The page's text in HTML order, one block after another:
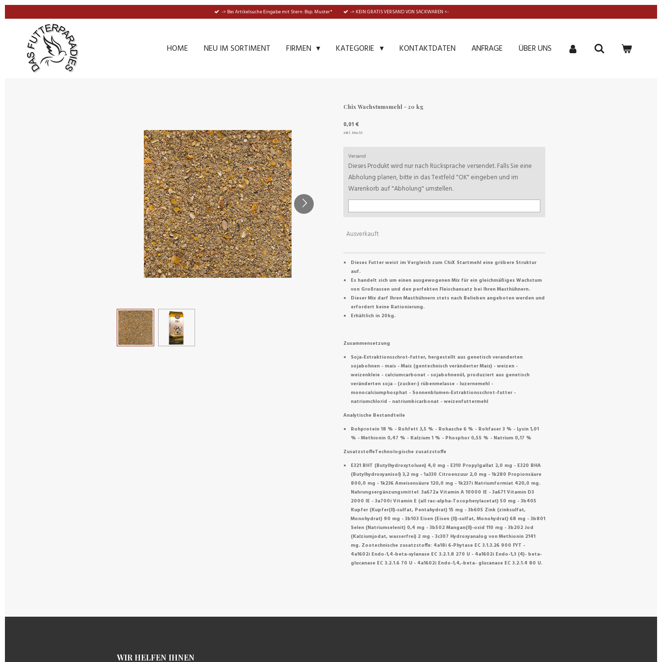
-> Bei Artikelsuche Eingabe mit Stern: Bsp. Muster* -> KEIN GRATIS VERSAND VON SACKWAREN <-
HOME NEU IM SORTIMENT FIRMEN KATEGORIE KONTAKTDATEN ANFRAGE ÜBER UNS
Chix Wachstumsmehl - 20 kg
0,01 €
inkl. MwSt
Versand
Dieses Produkt wird nur nach Rücksprache versendet. Falls Sie eine
Abholung planen, bitte in das Textfeld "OK" eingeben und im
Warenkorb auf "Abholung" umstellen.
Ausverkauft
Dieses Futter weist im Vergleich zum ChiX Startmehl eine gröbere Struktur
auf.
Es handelt sich um einen ausgewogenen Mix für ein gleichmäßiges Wachstum
von Großrassen und den perfekten Fleischansatz bei Ihren Masthühnern.
Dieser Mix darf Ihren Masthühnern stets nach Belieben angeboten werden und
erfordert keine Rationierung.
Erhältlich in 20kg.
Zusammensetzung
Soja-Extraktionsschrot-futter, hergestellt aus genetisch veranderten
sojabohnen - mais - Mais (gentechnisch veränderter Mais) - weizen -
weizenkleie - calciumcarbonat - sojabohnenöl, produziert aus genetisch
veränderten soja - (zucker-) rübenmelasse - luzernemehl -
monocalciumphosphat - Sonnenblumen-Extraktionsschrot-futter -
natriumchlorid - natriumbicarbonat - weizenfuttermehl
Analytische Bestandteile
Rohprotein 18 % - Rohfett 3,5 % - Rohasche 6 % - Rohfaser 3 % - Lysin 1,01
% - Methionin 0,47 % - Kalzium 1 % - Phosphor 0,55 % - Natrium 0,17 %
ZusatzstoffeTechnologische zusatzstoffe
E321 BHT (Butylhydroxytoluen) 4,0 mg - E310 Propylgallat 2,0 mg - E320 BHA
(Butylhydroxyanisol) 3,2 mg - 1a330 Citroenzuur 2,0 mg - 1k280 Propionsäure
800,0 mg - 1k236 Ameisensäure 120,0 mg - 1k237i Natriumformiat 420,0 mg.
Nahrungsergänzungsmittel: 3a672a Vitamin A 10000 IE - 3a671 Vitamin D3
2000 IE - 3a700i Vitamin E (all rac-alpha-Tocopherylacetat) 50 mg - 3b405
Kupfer (Kupfer(II)-sulfat, Pentahydrat) 15 mg - 3b605 Zink (zinksulfat,
Monohydrat) 90 mg - 3b103 Eisen (Eisen (II)-sulfat, Monohydrat) 68 mg - 3b801
Selen (Natriumselenit) 0,4 mg - 3b502 Mangan(II)-oxid 110 mg - 3b202 Jod
(Kalziumjodat, wasserfrei) 2 mg - 3c307 Hydroxyanalog von Methionin 2141
mg. Zootechnische zusatzstoffe: 4a18i 6-Phytase EC 3.1.3.26 900 FYT -
4a1602i Endo-1,4-beta-xylanase EC 3.2.1.8 270 U - 4a1602i Endo-1,3 (4)- beta-
glucanase EC 3.2.1.6 70 U - 4a1602i Endo-1,4,-beta- glucanase EC 3.2.1.4 80 U.
WIR HELFEN IHNEN